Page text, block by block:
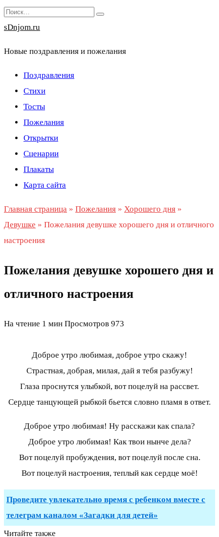
Перейти
к
Search
for:
sDnjom.ru
Новые поздравления и пожелания
Поздравления
Стихи
Тосты
Пожелания
Открытки
Сценарии
Плакаты
Карта сайта
Главная страница » Пожелания » Хорошего дня »
Девушке » Пожелания девушке хорошего дня и отличного
настроения
Пожелания девушке хорошего дня и
отличного настроения
На чтение 1 мин Просмотров 973
Доброе утро любимая, доброе утро скажу!
Страстная, добрая, милая, дай я тебя разбужу!
Глаза проснутся улыбкой, вот поцелуй на рассвет.
Сердце танцующей рыбкой бьется словно пламя в ответ.
Доброе утро любимая! Ну расскажи как спала?
Доброе утро любимая! Как твои нынче дела?
Вот поцелуй пробуждения, вот поцелуй после сна.
Вот поцелуй настроения, теплый как сердце моё!
Проведите увлекательно время с ребенком вместе с
телеграм каналом «Загадки для детей»
Читайте также